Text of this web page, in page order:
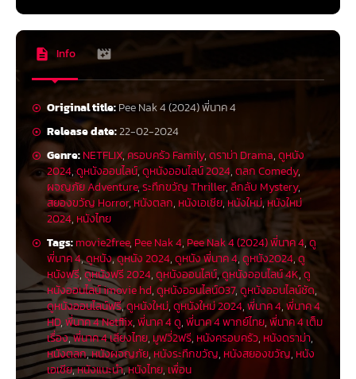
Info
Original title:Pee Nak 4 (2024) พี่นาค 4
Release date:22-02-2024
Genre:NETFLIX, ครอบครัว Family,ดราม่า Drama,ดูหนัง
2024,ดูหนังออนไลน์,ดูหนังออนไลน์ 2024,ตลก Comedy,
ผจญภัย Adventure,ระทึกขวัญ Thriller,ลึกลับ Mystery,
สยองขวัญ Horror, หนังตลก, หนังเอเชีย, หนังใหม่, หนังใหม่
2024, หนังไทย
Tags:movie2free, Pee Nak 4, Pee Nak 4 (2024) พี่นาค 4,ดู
พี่นาค 4,ดูหนัง,ดูหนัง 2024,ดูหนัง พี่นาค 4,ดูหนัง2024,ดู
หนังฟรี,ดูหนังฟรี 2024,ดูหนังออนไลน์,ดูหนังออนไลน์ 4K,ดู
หนังออนไลน์ imovie hd,ดูหนังออนไลน์037,ดูหนังออนไลน์ชัด,
ดูหนังออนไลน์ฟรี,ดูหนังใหม่,ดูหนังใหม่ 2024,พี่นาค 4,พี่นาค 4
HD,พี่นาค 4 Netflix,พี่นาค 4 ดู,พี่นาค 4 พากย์ไทย,พี่นาค 4 เต็ม
เรื่อง,พี่นาค 4 เสียงไทย, มูฟวี่2ฟรี, หนังครอบครัว, หนังดราม่า,
หนังตลก,หนังผจญภัย, หนังระทึกขวัญ, หนังสยองขวัญ, หนัง
เอเชีย,หนังแนะนำ,หนังไทย, เพื่อน